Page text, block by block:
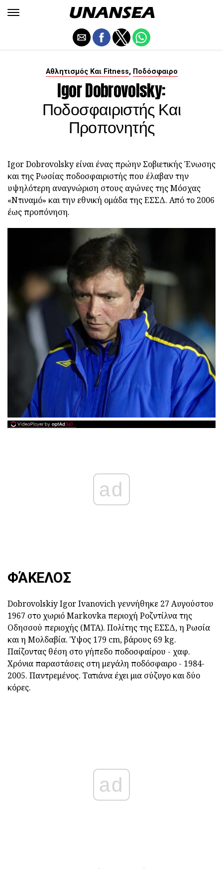
Αθλητισμός Και Fitness, Ποδόσφαιρο
Igor Dobrovolsky:
Ποδοσφαιριστής Και
Προπονητής
Igor Dobrovolsky είναι ένας πρώην Σοβιετικής Ένωσης
και της Ρωσίας ποδοσφαιριστής που έλαβαν την
υψηλότερη αναγνώριση στους αγώνες της Μόσχας
«Ντιναμό» και την εθνική ομάδα της ΕΣΣΔ. Από το 2006
έως προπόνηση.
ad
ΦΆΚΕΛΟΣ
Dobrovolskiy Igor Ivanovich γεννήθηκε 27 Αυγούστου
1967 στο χωριό Markovka περιοχή Ροζντίλνα της
Οδησσού περιοχής (ΜΤΑ). Πολίτης της ΕΣΣΔ, η Ρωσία
και η Μολδαβία. Ύψος 179 cm, βάρους 69 kg.
Παίζοντας θέση στο γήπεδο ποδοσφαίρου - χαφ.
Χρόνια παραστάσεις στη μεγάλη ποδόσφαιρο - 1984-
2005. Παντρεμένος. Τατιάνα έχει μια σύζυγο και δύο
κόρες.
ad